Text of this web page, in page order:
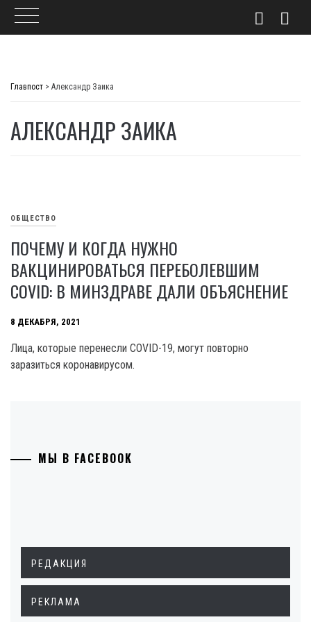
Главпост > Александр Заика
АЛЕКСАНДР ЗАИКА
ОБЩЕСТВО
ПОЧЕМУ И КОГДА НУЖНО
ВАКЦИНИРОВАТЬСЯ ПЕРЕБОЛЕВШИМ
COVID: В МИНЗДРАВЕ ДАЛИ ОБЪЯСНЕНИЕ
8 ДЕКАБРЯ, 2021
Лица, которые перенесли COVID-19, могут повторно
заразиться коронавирусом.
МЫ В FACEBOOK
РЕДАКЦИЯ
РЕКЛАМА